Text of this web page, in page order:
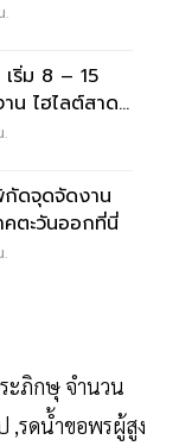
.
ริ่ม 8 – 15
น ไฮไลต์สาด
กัดจุดจัดงาน
ตะวันออกที่นี่
ะภิกษุ จำนวน
,รดน้ำขอพรผู้สูง